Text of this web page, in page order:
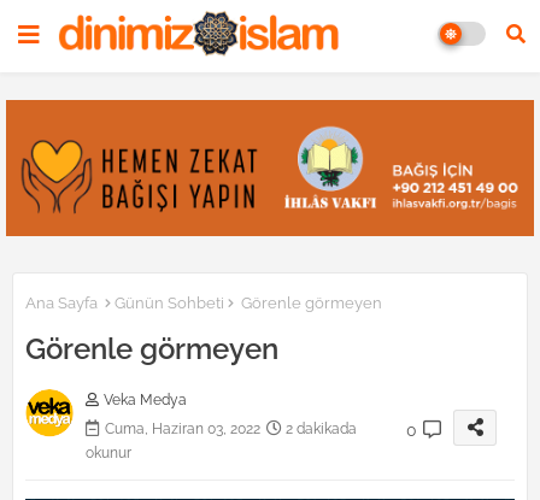
Ana Sayfa Günün Sohbeti Görenle görmeyen
Görenle görmeyen
Veka Medya
Cuma, Haziran 03, 2022
2 dakikada
okunur
0